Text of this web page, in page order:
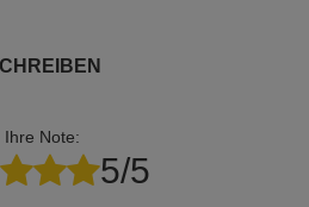
Ihre Note:
5/5